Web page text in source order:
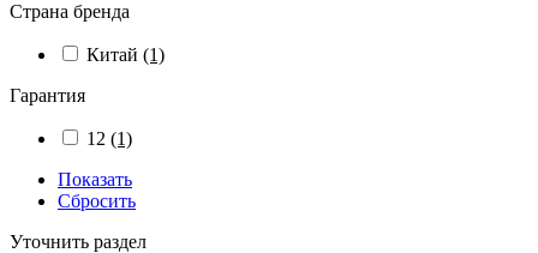
Страна бренда
Китай (1)
Гарантия
12 (1)
Показать
Сбросить
Уточнить раздел